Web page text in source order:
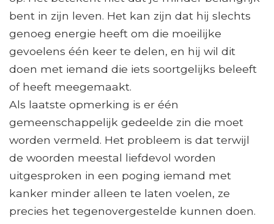
bent in zijn leven. Het kan zijn dat hij slechts
genoeg energie heeft om die moeilijke
gevoelens één keer te delen, en hij wil dit
doen met iemand die iets soortgelijks beleeft
of heeft meegemaakt.
Als laatste opmerking is er één
gemeenschappelijk gedeelde zin die moet
worden vermeld. Het probleem is dat terwijl
de woorden meestal liefdevol worden
uitgesproken in een poging iemand met
kanker minder alleen te laten voelen, ze
precies het tegenovergestelde kunnen doen.